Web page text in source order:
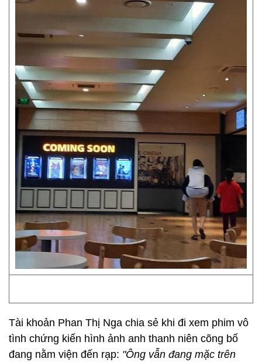
Tài khoản Phan Thị Nga chia sẻ khi đi xem phim vô
tình chứng kiến hình ảnh anh thanh niên cõng bố
đang nằm viện đến rạp: "Ông vẫn đang mặc trên